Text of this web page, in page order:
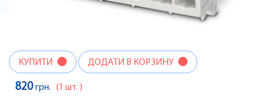
КУПИТИ ДОДАТИ В КОРЗИНУ
820грн. (1 шт. )